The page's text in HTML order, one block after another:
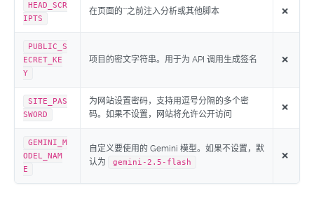
HEAD_SCR
IPTS
在页面的""之前注入分析或其他脚本 ❌
PUBLIC_S
ECRET_KE
Y
项目的密文字符串。用于为 API 调用生成签名 ❌
SITE_PAS
SWORD
为网站设置密码，支持用逗号分隔的多个密
码。如果不设置，网站将允许公开访问
❌
GEMINI_M
ODEL_NAM
E
自定义要使用的 Gemini 模型。如果不设置，默
认为
gemini-2.5-flash
❌